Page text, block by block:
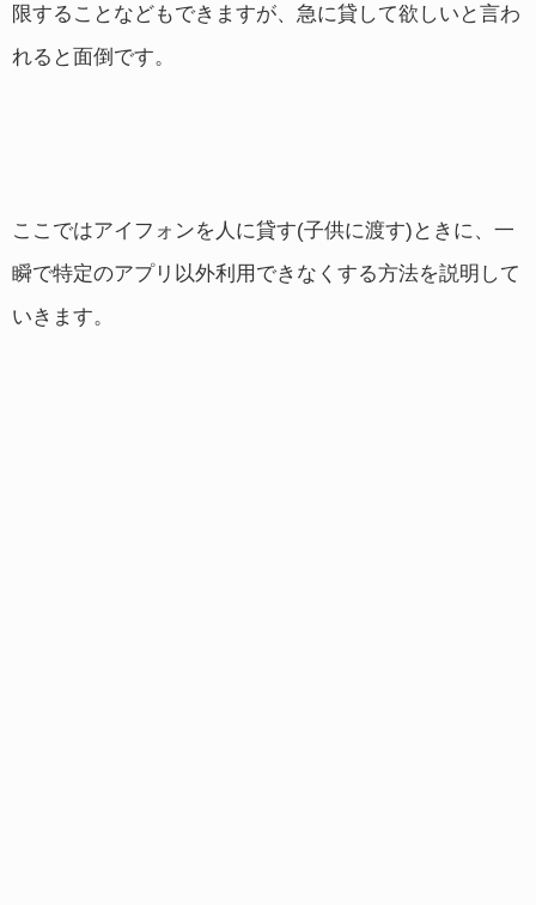
限することなどもできますが、急に貸して欲しいと言わ
れると面倒です。
ここではアイフォンを人に貸す(子供に渡す)ときに、一
瞬で特定のアプリ以外利用できなくする方法を説明して
いきます。